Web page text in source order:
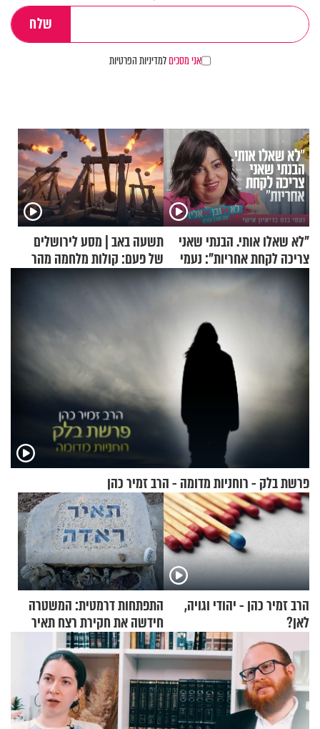
אני מסכיםלמדיניות הפרטיות
"לא שאלו אותי. הבנתי שאני
צריכה לקחת אחריות": נעמי
בנט בריאיון אישי
תשעה באב | מסע לירושלים
של פעם: קולות מלחמה מהר
הזיתים
פרשת בלק - רוחניות מדומה - הרב זמיר כהן
הרב זמיר כהן - יהודי וגויה,
לאן?
התפתחות דרמטית: המשטרה
חידשה את חקירת רצח תאיר
ראדה